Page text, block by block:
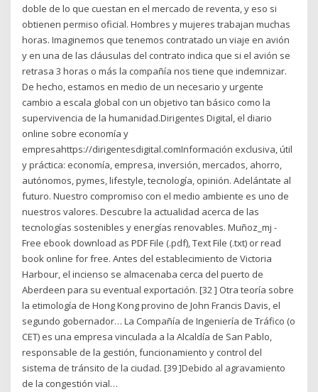
doble de lo que cuestan en el mercado de reventa, y eso si
obtienen permiso oficial. Hombres y mujeres trabajan muchas
horas. Imaginemos que tenemos contratado un viaje en avión
y en una de las cláusulas del contrato indica que si el avión se
retrasa 3 horas o más la compañía nos tiene que indemnizar.
De hecho, estamos en medio de un necesario y urgente
cambio a escala global con un objetivo tan básico como la
supervivencia de la humanidad.Dirigentes Digital, el diario
online sobre economía y
empresahttps://dirigentesdigital.comInformación exclusiva, útil
y práctica: economía, empresa, inversión, mercados, ahorro,
autónomos, pymes, lifestyle, tecnología, opinión. Adelántate al
futuro. Nuestro compromiso con el medio ambiente es uno de
nuestros valores. Descubre la actualidad acerca de las
tecnologías sostenibles y energías renovables. Muñoz_mj -
Free ebook download as PDF File (.pdf), Text File (.txt) or read
book online for free. Antes del establecimiento de Victoria
Harbour, el incienso se almacenaba cerca del puerto de
Aberdeen para su eventual exportación. [32 ] Otra teoría sobre
la etimología de Hong Kong provino de John Francis Davis, el
segundo gobernador… La Compañía de Ingeniería de Tráfico (o
CET) es una empresa vinculada a la Alcaldía de San Pablo,
responsable de la gestión, funcionamiento y control del
sistema de tránsito de la ciudad. [39 ]Debido al agravamiento
de la congestión vial…